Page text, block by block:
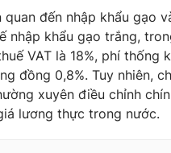
Ghi rõ nguồn VTV.vn khi phát
này.
quan đến nhập khẩu gạo
nhập khẩu gạo trắng,
VAT là 18%, phí thống
đồng 0,8%. Tuy nhiên,
xuyên điều chỉnh
lương thực trong nước.